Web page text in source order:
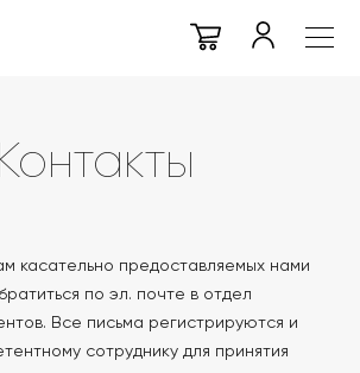
Контакты
касательно предоставляемых нами
по эл. почте в отдел
Все письма регистрируются и
сотруднику для принятия